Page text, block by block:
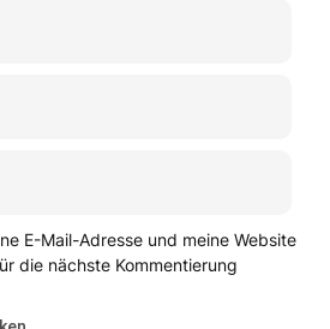
E-Mail-Adresse und meine Website
die nächste Kommentierung